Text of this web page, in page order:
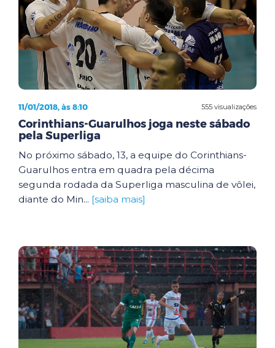
555 visualizações
11/01/2018, às 8:10
Corinthians-Guarulhos joga neste sábado
pela Superliga
No próximo sábado, 13, a equipe do Corinthians-
Guarulhos entra em quadra pela décima
segunda rodada da Superliga masculina de vôlei,
diante do Min... [saiba mais]